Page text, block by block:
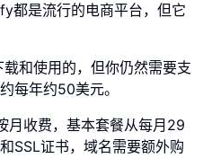
都是流行的电商平台，但它
和使用的，但你仍然需要支
每年约50美元。
月收费，基本套餐从每月29
SSL证书，域名需要额外购